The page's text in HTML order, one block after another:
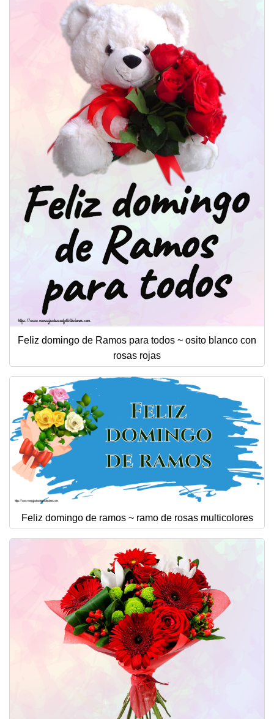
Feliz domingo de Ramos para todos ~ osito blanco con
rosas rojas
Feliz domingo de ramos ~ ramo de rosas multicolores